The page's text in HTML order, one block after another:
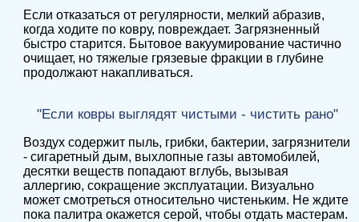
Если отказаться от регулярности, мелкий абразив,
когда ходите по ковру, повреждает. Загрязненный
быстро старится. Бытовое вакуумирование частично
очищает, но тяжелые грязевые фракции в глубине
продолжают накапливаться.
"Если ковры выглядят чистыми - чистить рано"
Воздух содержит пыль, грибки, бактерии, загрязнители
- сигаретный дым, выхлопные газы автомобилей,
десятки веществ попадают вглубь, вызывая
аллергию, сокращение эксплуатации. Визуально
может смотреться относительно чистеньким. Не ждите
пока палитра окажется серой, чтобы отдать мастерам.